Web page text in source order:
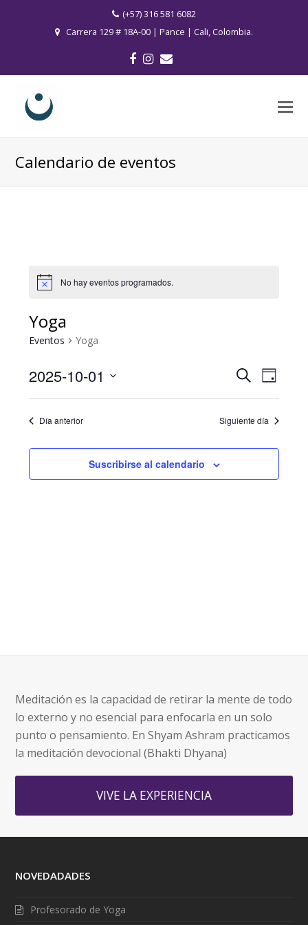
(+57) 316 581 6082
Carrera 129 # 18A-00 | Pance | Cali, Colombia.
Facebook
Instagram
Correo
electrónico
Calendario de eventos
Aviso No hay eventos programados.
Yoga
Eventos Yoga
Navegación
y
vistas
Eventos
Buscar
de
Día
2025-10-01
Día anterior Siguiente día
Suscribirse al calendario
Meditación es la capacidad de retirar la mente de todo
lo externo y no esencial para enfocarla en un solo
punto o pensamiento. En Shyam Ashram practicamos
la meditación devocional (Bhakti Dhyana)
VIVE LA EXPERIENCIA
NOVEDADADES
Profesorado de Yoga